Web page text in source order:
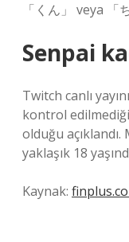
「くん」 veya
Senpai
Twitch canlı
kontrol
olduğu
yaklaşık 18
Kaynak: